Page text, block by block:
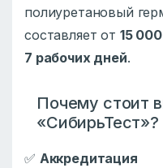
полиуретановый
составляет от 15
7 рабочих дней.
Почему стоит
«СибирьТест»?
✅ Аккредитация